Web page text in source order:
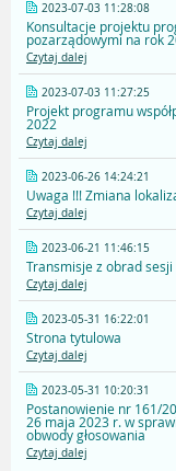
2023-07-03 11:28:08
Konsultacje projektu
pozarządowymi na rok
Czytaj dalej
2023-07-03 11:27:25
Projekt programu
2022
Czytaj dalej
2023-06-26 14:24:21
Uwaga !!! Zmiana
Czytaj dalej
2023-06-21 11:46:15
Transmisje z obrad sesji
Czytaj dalej
2023-05-31 16:22:01
Strona tytulowa
Czytaj dalej
2023-05-31 10:20:31
Postanowienie nr 161/
26 maja 2023 r. w
obwody głosowania
Czytaj dalej